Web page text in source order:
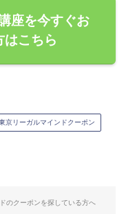
座を今すぐお
はこちら
京リーガルマインドクーポン
のクーポンを探している方へ